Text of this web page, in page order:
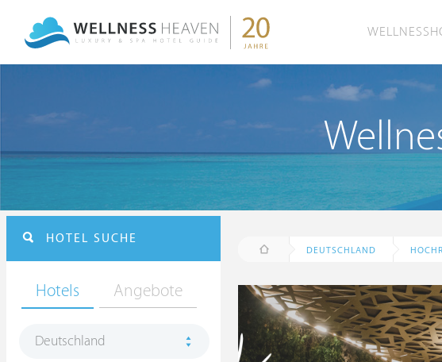
DEUTSCHLAND
HOTEL SUCHE
Hotels Angebote
Deutschland